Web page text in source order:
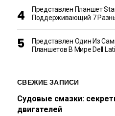
Представлен Планшет
Поддерживающий 7
Представлен Один Из
Планшетов В Мире Dell
СВЕЖИЕ ЗАПИСИ
Судовые смазки:
двигателей